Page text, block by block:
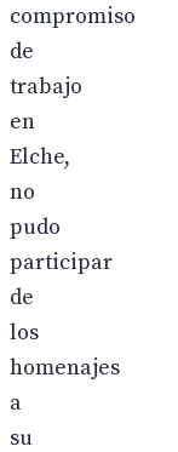
compromiso
de
trabajo
en
Elche,
no
pudo
participar
de
los
homenajes
a
su